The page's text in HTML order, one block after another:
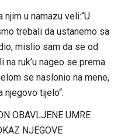
u namazu veli:“U
trebali da ustanemo sa
mislio sam da se od
ruk’u nageo se prema
se naslonio na mene,
njegovo tijelo“.
OBAVLJENE UMRE
NJEGOVE